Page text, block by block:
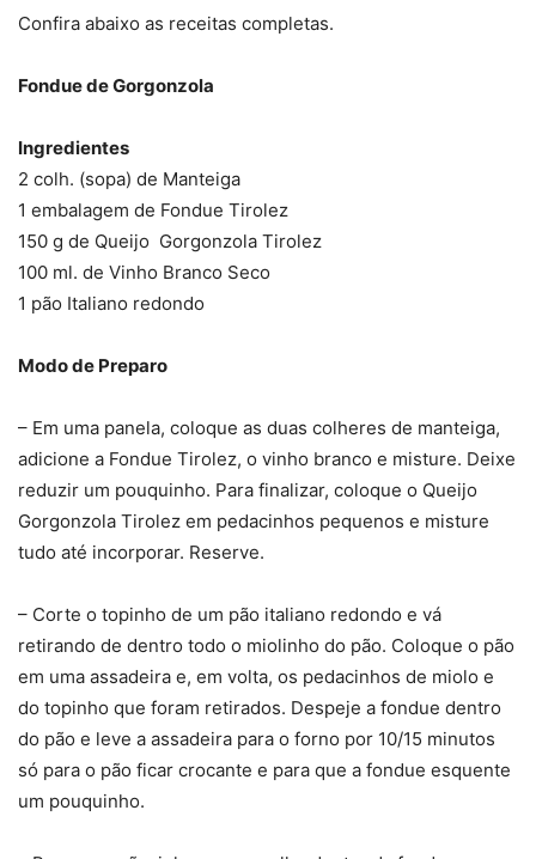
Confira abaixo as receitas completas.
Fondue de Gorgonzola
Ingredientes
2 colh. (sopa) de Manteiga
1 embalagem de Fondue Tirolez
150 g de Queijo Gorgonzola Tirolez
100 ml. de Vinho Branco Seco
1 pão Italiano redondo
Modo de Preparo
– Em uma panela, coloque as duas colheres de manteiga,
adicione a Fondue Tirolez, o vinho branco e misture. Deixe
reduzir um pouquinho. Para finalizar, coloque o Queijo
Gorgonzola Tirolez em pedacinhos pequenos e misture
tudo até incorporar. Reserve.
– Corte o topinho de um pão italiano redondo e vá
retirando de dentro todo o miolinho do pão. Coloque o pão
em uma assadeira e, em volta, os pedacinhos de miolo e
do topinho que foram retirados. Despeje a fondue dentro
do pão e leve a assadeira para o forno por 10/15 minutos
só para o pão ficar crocante e para que a fondue esquente
um pouquinho.